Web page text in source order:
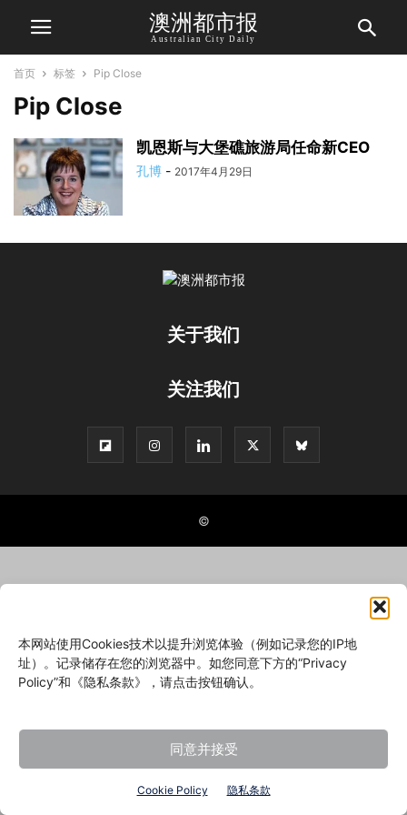
本网站使用Cookies技术以提升浏览体验（例如记录您的IP地
址）。记录储存在您的浏览器中。如您同意下方的“Privacy
Policy”和《隐私条款》，请点击按钮确认。
同意并接受
Cookie Policy 隐私条款
澳洲都市报
Australian City Daily
首页 标签 Pip Close
Pip Close
凯恩斯与大堡礁旅游局任命新CEO
孔博 - 2017年4月29日
关于我们
关注我们
©